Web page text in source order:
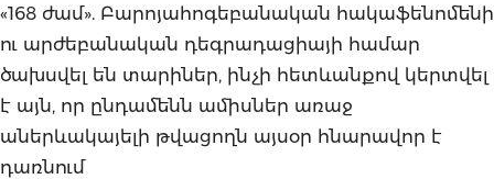
«168 ժամ». Բարոյահոգեբանական հակաֆենոմենի
ու արժեբանական դեգրադացիայի համար
ծախսվել են տարիներ, ինչի հետևանքով կերտվել
է այն, որ ընդամենն ամիսներ առաջ
աներևակայելի թվացողն այսօր հնարավոր է
դառնում